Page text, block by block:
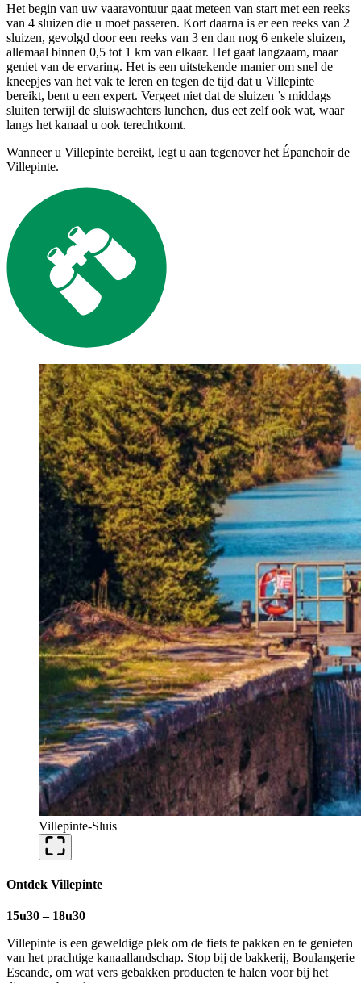
Het begin van uw vaaravontuur gaat meteen van start met een reeks
van 4 sluizen die u moet passeren. Kort daarna is er een reeks van 2
sluizen, gevolgd door een reeks van 3 en dan nog 6 enkele sluizen,
allemaal binnen 0,5 tot 1 km van elkaar. Het gaat langzaam, maar
geniet van de ervaring. Het is een uitstekende manier om snel de
kneepjes van het vak te leren en tegen de tijd dat u Villepinte
bereikt, bent u een expert. Vergeet niet dat de sluizen ’s middags
sluiten terwijl de sluiswachters lunchen, dus eet zelf ook wat, waar
langs het kanaal u ook terechtkomt.
Wanneer u Villepinte bereikt, legt u aan tegenover het Épanchoir de
Villepinte.
Villepinte-Sluis
Ontdek Villepinte
15u30 – 18u30
Villepinte is een geweldige plek om de fiets te pakken en te genieten
van het prachtige kanaallandschap. Stop bij de bakkerij, Boulangerie
Escande, om wat vers gebakken producten te halen voor bij het